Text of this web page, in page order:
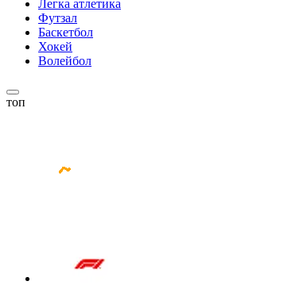
Легка атлетика
Футзал
Баскетбол
Хокей
Волейбол
топ